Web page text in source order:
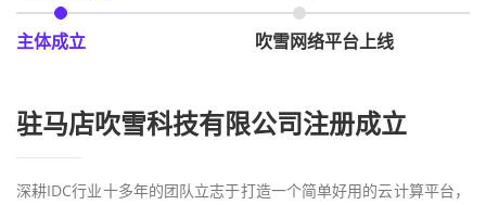
主体成立 吹雪网络平台上线
驻马店吹雪科技有限公司注册成立
深耕IDC行业十多年的团队立志于打造一个简单好用的云计算平台，